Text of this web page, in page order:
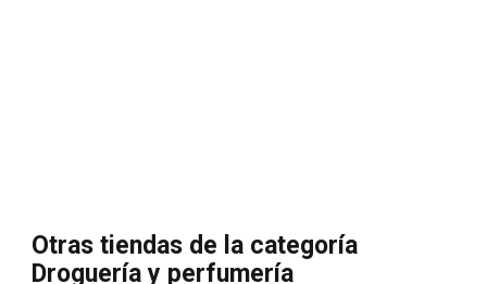
Otras tiendas de la categoría
Droguería y perfumería